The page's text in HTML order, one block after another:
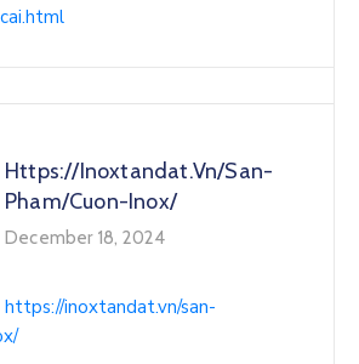
Https://inoxtandat.vn/san-
Pham/cuon-Inox/
December 18, 2024
https://inoxtandat.vn/san-